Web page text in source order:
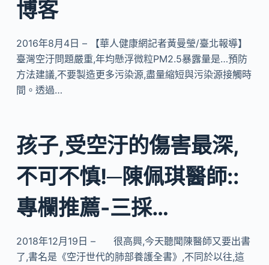
博客
2016年8月4日 – 【華人健康網記者黃曼瑩/臺北報導】
臺灣空汙問題嚴重,年均懸浮微粒PM2.5暴露量是…預防
方法建議,不要製造更多污染源,盡量縮短與污染源接觸時
間。透過…
孩子,受空汙的傷害最深,
不可不慎!─陳佩琪醫師::
專欄推薦-三採…
2018年12月19日 – 很高興,今天聽聞陳醫師又要出書
了,書名是《空汙世代的肺部養護全書》,不同於以往,這